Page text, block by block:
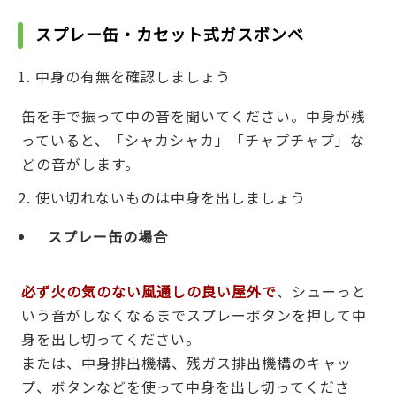
スプレー缶・カセット式ガスボンベ
中身の有無を確認しましょう
缶を手で振って中の音を聞いてください。中身が残
っていると、「シャカシャカ」「チャプチャプ」な
どの音がします。
使い切れないものは中身を出しましょう
スプレー缶の場合
必ず火の気のない風通しの良い屋外で、シューっと
いう音がしなくなるまでスプレーボタンを押して中
身を出し切ってください。
または、中身排出機構、残ガス排出機構のキャッ
プ、ボタンなどを使って中身を出し切ってくださ